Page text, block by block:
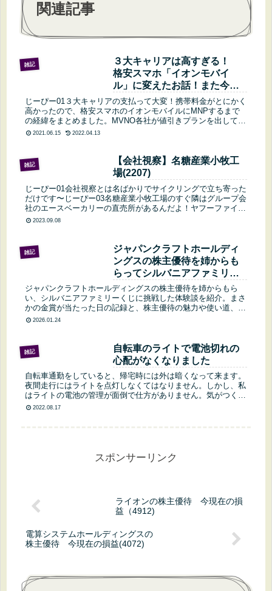
関連記事
雑記
３大キャリアは高すぎる！
格安スマホ「イオンモバイ
ル」に変えたお話！また今は
乗り換え時期なのか？
じーぴー01３大キャリアの支払って大変！携帯料金がとにかく
高かったので、格安スマホのイオンモバイルにMNPするまで
の経緯をまとめました。MVNO各社が値引きプランを出してき
ました。乗り換えるかどうかも考察してみます。この記事では
2021.06.15 2022.04.13
雑記
【会社視察】名糖産業小牧工
場(2207)
じーぴー01会社視察とは名ばかりでサイクリングで立ち寄った
だけです〜じーぴー03名糖産業小牧工場のすぐ隣はグループ会
社のエースベーカリーの直売所があるんだよ！ヤフーファイナ
ンスで名糖産業をチェックじーぴー01名糖産業は年2回の株主
2023.09.08
雑記
ジャパンクラフトホールディ
ングスの株主優待を姉からも
らってシルバニアファミリー
くじで金賞が当たった日記と
優待の魅力
ジャパンクラフトホールディングスの株主優待を姉からもら
い、シルバニアファミリーくじに挑戦した体験談を紹介。まさ
かの金賞が当たった日の記録と、株主優待の魅力や使い道、ど
んな人におすすめかを分かりやすく解説します。
2026.01.24
雑記
自転車のライトで電池切れの
心配がなくなりました
自転車通勤をしていると、帰宅時には外は暗くなって来ます。
夜間走行にはライトを点灯しなくてはなりません。しかし、私
はライトの電池の管理が面倒で仕方がありません。気がつくと
ライトの光は蛍の光より暗いかも？この記事を読んで欲しい人
2022.08.17
スポンサーリンク
ライオンの株主優待 今現在の損
益（4912)
電算システムホールディングスの
株主優待 今現在の損益(4072)